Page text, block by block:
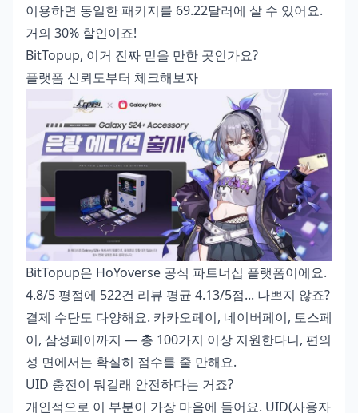
이용하면 동일한 패키지를 69.22달러에 살 수 있어요.
거의 30% 할인이죠!
BitTopup, 이거 진짜 믿을 만한 곳인가요?
플랫폼 신뢰도부터 체크해보자
BitTopup은 HoYoverse 공식 파트너십 플랫폼이에요.
4.8/5 평점에 522건 리뷰 평균 4.13/5점... 나쁘지 않죠?
결제 수단도 다양해요. 카카오페이, 네이버페이, 토스페
이, 삼성페이까지 — 총 100가지 이상 지원한다니, 편의
성 면에서는 확실히 점수를 줄 만해요.
UID 충전이 뭐길래 안전하다는 거죠?
개인적으로 이 부분이 가장 마음에 들어요. UID(사용자